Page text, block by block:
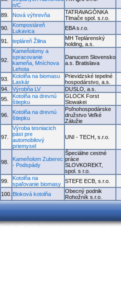
n/C
89. Nová výhrevňa
TATRAVAGÓNKA
Tlmače spol. s.r.o.
90.
Kompostáreň
Lukavica
EBA s.r.o.
91. tepláreň Žilina
MH Teplárenský
holding, a.s.
92.
Kameňolomy a
spracovanie
kameňa, Mníchova
Lehota
Danucem Slovensko
a.s. Bratislava
93.
Kotolňa na biomasu
Laskár
Prievidzské tepelné
hospodárstvo, a.s.
94.
Výrobňa LV DUSLO, a.s.
95.
Kotolňa na drevnú
štiepku
GLOCK Forst
Slowakei
96.
Kotolňa na drevnú
štiepku
Poľnohospodárske
družstvo Veľké
Zálužie
97.
Výroba tesniacich
pást pre
automobilový
priemysel
UNI - TECH, s.r.o.
98.
Kameňolom Zuberec
- Podspády
Špeciálne cestné
práce
SLOVKOREKT,
spol. s r.o.
99.
Kotolňa na
spaľovanie biomasy
STEFE ECB, s.r.o.
100. Bloková kotolňa
Obecný podnik
Rohožník s.r.o.